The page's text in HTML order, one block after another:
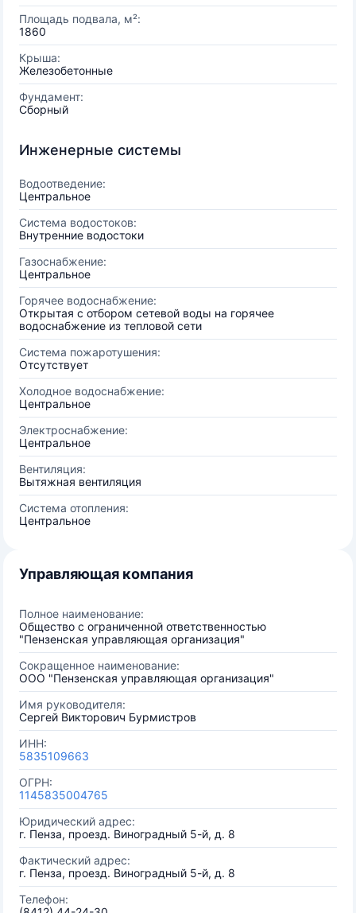
Площадь подвала, м²:
1860
Крыша:
Железобетонные
Фундамент:
Сборный
Инженерные системы
Водоотведение:
Центральное
Система водостоков:
Внутренние водостоки
Газоснабжение:
Центральное
Горячее водоснабжение:
Открытая с отбором сетевой воды на горячее
водоснабжение из тепловой сети
Система пожаротушения:
Отсутствует
Холодное водоснабжение:
Центральное
Электроснабжение:
Центральное
Вентиляция:
Вытяжная вентиляция
Система отопления:
Центральное
Управляющая компания
Полное наименование:
Общество с ограниченной ответственностью
"Пензенская управляющая организация"
Сокращенное наименование:
ООО "Пензенская управляющая организация"
Имя руководителя:
Сергей Викторович Бурмистров
ИНН:
5835109663
ОГРН:
1145835004765
Юридический адрес:
г. Пенза, проезд. Виноградный 5-й, д. 8
Фактический адрес:
г. Пенза, проезд. Виноградный 5-й, д. 8
Телефон: